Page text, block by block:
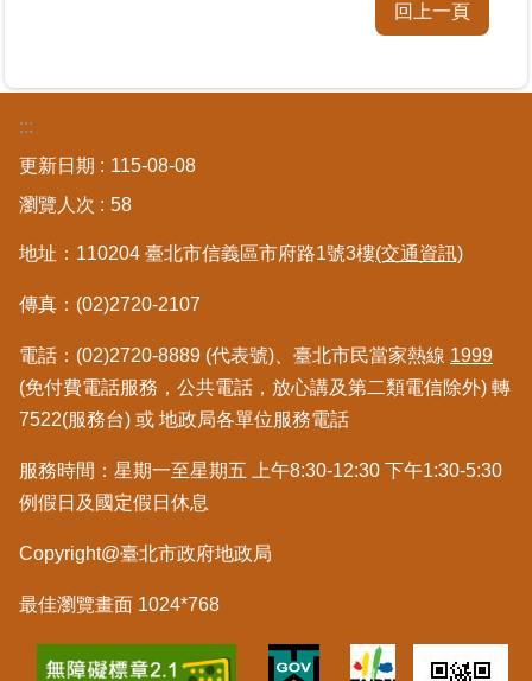
業
區
合
訊
熱
門
關
字
都
地
資
回上一頁
:::
更新日期
115-08-08
瀏覽人次
58
地址：110204 臺北市信義區市府路1號3樓(交通資訊)
傳真：(02)2720-2107
電話：(02)2720-8889 (代表號)、臺北市民當家熱線 1999
(免付費電話服務，公共電話，放心講及第二類電信除外) 轉
7522(服務台) 或 地政局各單位服務電話
服務時間：星期一至星期五 上午8:30-12:30 下午1:30-5:30
例假日及國定假日休息
Copyright@臺北市政府地政局
最佳瀏覽畫面 1024*768